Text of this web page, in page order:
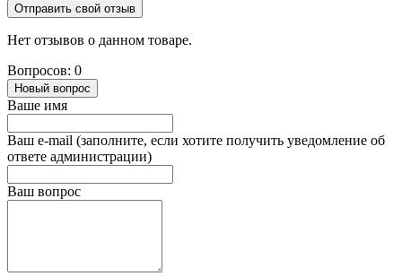
Отправить свой отзыв
Нет отзывов о данном товаре.
Вопросов: 0
Новый вопрос
Ваше имя
Ваш e-mail (заполните, если хотите получить уведомление об
ответе администрации)
Ваш вопрос